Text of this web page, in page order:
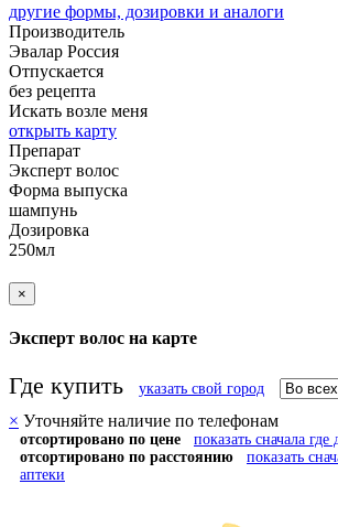
другие формы, дозировки и аналоги
Производитель
Эвалар Россия
Отпускается
без рецепта
Искать возле меня
открыть карту
Препарат
Эксперт волос
Форма выпуска
шампунь
Дозировка
250мл
×
Эксперт волос на карте
Где купить указать свой город
× Уточняйте наличие по телефонам
отсортировано по цене
показать сначала где
отсортировано по расстоянию
показать
аптеки